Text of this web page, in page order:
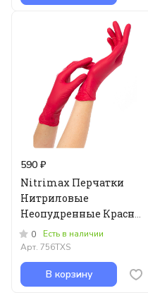
590 ₽
Nitrimax Перчатки
Нитриловые
Неопудренные Красные
размер - XS - 100шт
0
Есть в наличии
Арт. 756TXS
В корзину